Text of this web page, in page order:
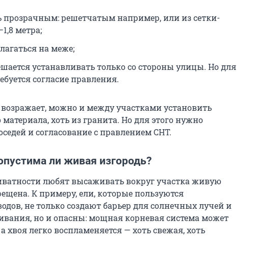
прозрачным: решетчатым например, или из сетки-
метра;
на меже;
устанавливать только со стороны улицы. Но для
согласие правления.
возражает, можно и между участками установить
материала, хоть из гранита. Но для этого нужно
и согласование с правлением СНТ.
ли живая изгородь?
любят высаживать вокруг участка живую
К примеру, ели, которые пользуются
не только создают барьер для солнечных лучей и
но и опасны: мощная корневая система может
хвоя легко воспламеняется — хоть свежая, хоть